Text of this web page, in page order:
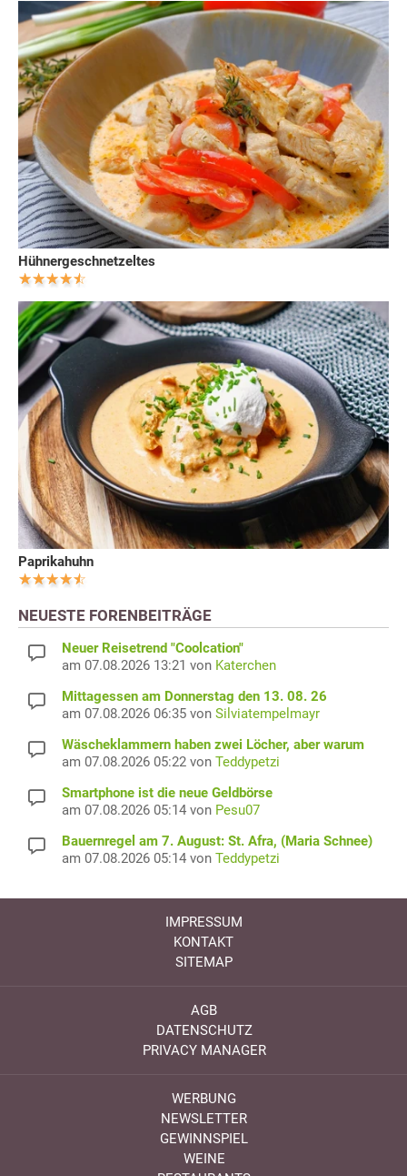
Hühnergeschnetzeltes
Paprikahuhn
NEUESTE FORENBEITRÄGE
Neuer Reisetrend "Coolcation"
am 07.08.2026 13:21 von Katerchen
Mittagessen am Donnerstag den 13. 08. 26
am 07.08.2026 06:35 von Silviatempelmayr
Wäscheklammern haben zwei Löcher, aber warum
am 07.08.2026 05:22 von Teddypetzi
Smartphone ist die neue Geldbörse
am 07.08.2026 05:14 von Pesu07
Bauernregel am 7. August: St. Afra, (Maria Schnee)
am 07.08.2026 05:14 von Teddypetzi
IMPRESSUM
KONTAKT
SITEMAP
AGB
DATENSCHUTZ
PRIVACY MANAGER
WERBUNG
NEWSLETTER
GEWINNSPIEL
WEINE